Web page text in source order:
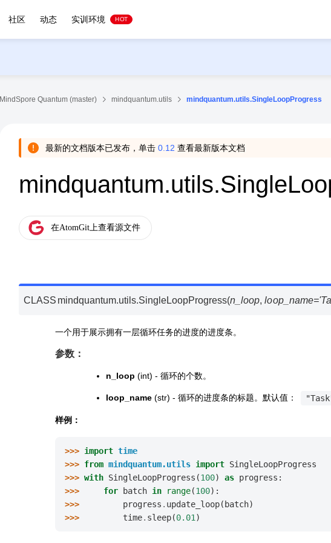
社区 动态 实训环境 HOT
MindSpore Quantum (master) mindquantum.utils mindquantum.utils.SingleLoopProgress
最新的文档版本已发布，单击 0.12 查看最新版本文档
CLASS mindquantum.utils.SingleLoopProgress(n_loop,loop_name=
一个用于展示拥有一层循环任务的进度的进度条。
参数：
n_loop (int) - 循环的个数。
loop_name (str) - 循环的进度条的标题。默认值：
样例：
>>> import time
>>> from mindquantum.utils import SingleLoopProgress
>>> with SingleLoopProgress (100) as progress :
>>>
for batch in range(100):
>>>
progress . update_loop( batch)
>>>
time. sleep(0.01)